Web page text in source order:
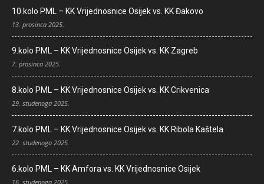
10.kolo PML – KK Vrijednosnice Osijek vs. KK Đakovo
13. prosinca 2025.
9.kolo PML – KK Vrijednosnice Osijek vs. KK Zagreb
7. prosinca 2025.
8.kolo PML – KK Vrijednosnice Osijek vs. KK Crikvenica
29. studenoga 2025.
7.kolo PML – KK Vrijednosnice Osijek vs. KK Ribola Kaštela
22. studenoga 2025.
6.kolo PML – KK Amfora vs. KK Vrijednosnice Osijek
16. studenoga 2025.